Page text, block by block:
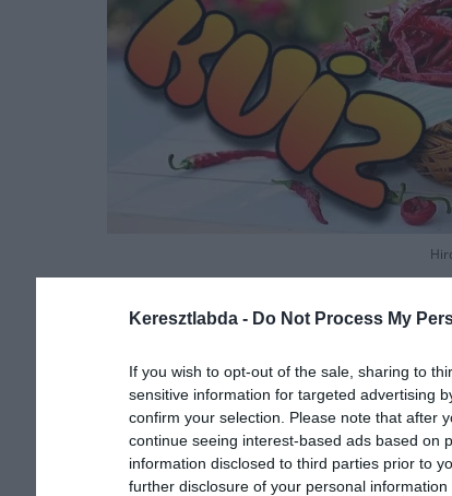
Keresztlabda - Do Not Process My
If you wish to opt-out of the sale, sharing to
sensitive information for targeted advertising
confirm your selection. Please note that after
continue seeing interest-based ads based on
information disclosed to third parties prior to
further disclosure of your personal